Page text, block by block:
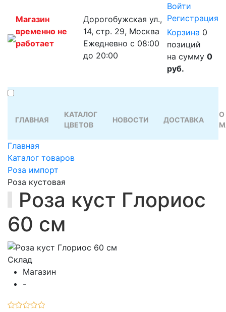
Магазин
временно не
работает
Дорогобужская ул.,
14, стр. 29, Москва
Ежедневно с 08:00
до 20:00
Войти
Регистрация
Корзина 0
позиций
на сумму 0
руб.
ГЛАВНАЯ
КАТАЛОГ
ЦВЕТОВ
НОВОСТИ ДОСТАВКА
О
Главная
Каталог товаров
Роза импорт
Роза кустовая
Роза куст Глориос
60 см
Склад
Магазин
-